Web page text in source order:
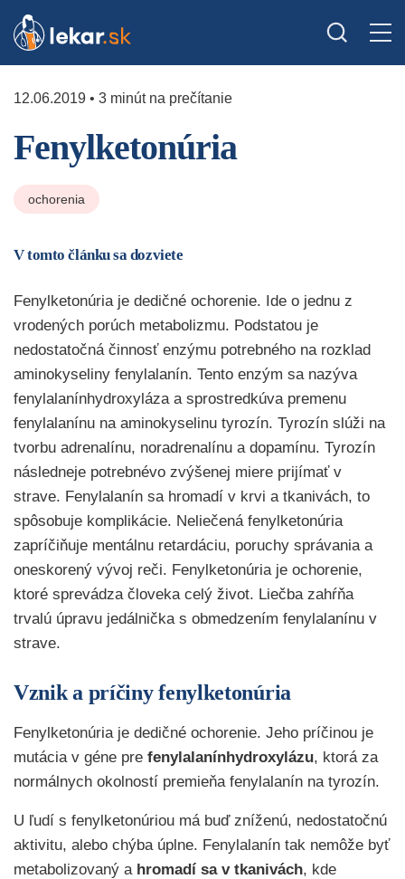
12.06.2019 • 3 minút na prečítanie
Fenylketonúria
ochorenia
V tomto článku sa dozviete
Fenylketonúria je dedičné ochorenie. Ide o jednu z
vrodených porúch metabolizmu. Podstatou je
nedostatočná činnosť enzýmu potrebného na rozklad
aminokyseliny fenylalanín. Tento enzým sa nazýva
fenylalanínhydroxyláza a sprostredkúva premenu
fenylalanínu na aminokyselinu tyrozín. Tyrozín slúži na
tvorbu adrenalínu, noradrenalínu a dopamínu. Tyrozín
následneje potrebnévo zvýšenej miere prijímať v
strave. Fenylalanín sa hromadí v krvi a tkanivách, to
spôsobuje komplikácie. Neliečená fenylketonúria
zapríčiňuje mentálnu retardáciu, poruchy správania a
oneskorený vývoj reči. Fenylketonúria je ochorenie,
ktoré sprevádza človeka celý život. Liečba zahŕňa
trvalú úpravu jedálnička s obmedzením fenylalanínu v
strave.
Vznik a príčiny fenylketonúria
Fenylketonúria je dedičné ochorenie. Jeho príčinou je
mutácia v géne pre fenylalanínhydroxylázu, ktorá za
normálnych okolností premieňa fenylalanín na tyrozín.
U ľudí s fenylketonúriou má buď zníženú, nedostatočnú
aktivitu, alebo chýba úplne. Fenylalanín tak nemôže byť
metabolizovaný a hromadí sa v tkanivách, kde